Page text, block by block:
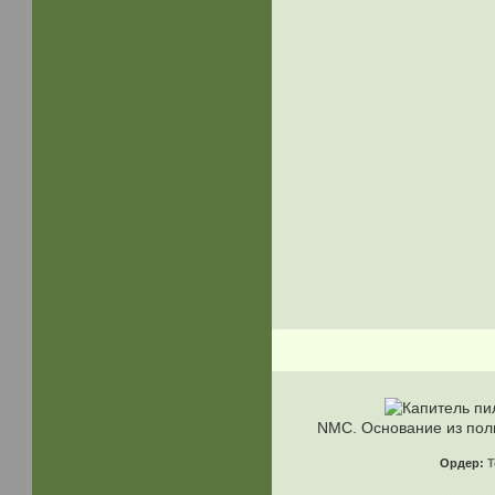
NMC. Основание из
Ордер: